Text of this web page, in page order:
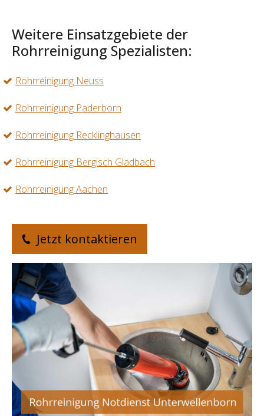
Weitere Einsatzgebiete der
Rohrreinigung Spezialisten:
Rohrreinigung Neuss
Rohrreinigung Paderborn
Rohrreinigung Recklinghausen
Rohrreinigung Bergisch Gladbach
Rohrreinigung Aachen
Jetzt kontaktieren